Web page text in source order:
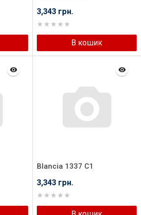
3,343 грн.
В кошик
Blancia 1337 C1
3,343 грн.